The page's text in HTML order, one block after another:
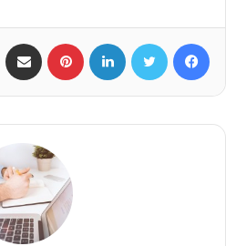
‫پین‌ترست